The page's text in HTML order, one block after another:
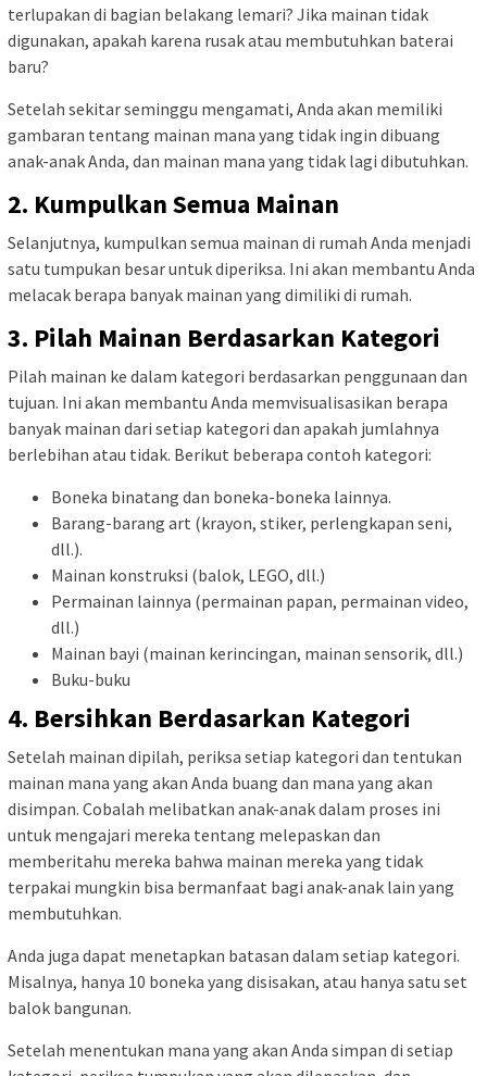
terlupakan di bagian belakang lemari? Jika mainan tidak
digunakan, apakah karena rusak atau membutuhkan baterai
baru?
Setelah sekitar seminggu mengamati, Anda akan memiliki
gambaran tentang mainan mana yang tidak ingin dibuang
anak-anak Anda, dan mainan mana yang tidak lagi dibutuhkan.
2. Kumpulkan Semua Mainan
Selanjutnya, kumpulkan semua mainan di rumah Anda menjadi
satu tumpukan besar untuk diperiksa. Ini akan membantu Anda
melacak berapa banyak mainan yang dimiliki di rumah.
3. Pilah Mainan Berdasarkan Kategori
Pilah mainan ke dalam kategori berdasarkan penggunaan dan
tujuan. Ini akan membantu Anda memvisualisasikan berapa
banyak mainan dari setiap kategori dan apakah jumlahnya
berlebihan atau tidak. Berikut beberapa contoh kategori:
Boneka binatang dan boneka-boneka lainnya.
Barang-barang art (krayon, stiker, perlengkapan seni,
dll.).
Mainan konstruksi (balok, LEGO, dll.)
Permainan lainnya (permainan papan, permainan video,
dll.)
Mainan bayi (mainan kerincingan, mainan sensorik, dll.)
Buku-buku
4. Bersihkan Berdasarkan Kategori
Setelah mainan dipilah, periksa setiap kategori dan tentukan
mainan mana yang akan Anda buang dan mana yang akan
disimpan. Cobalah melibatkan anak-anak dalam proses ini
untuk mengajari mereka tentang melepaskan dan
memberitahu mereka bahwa mainan mereka yang tidak
terpakai mungkin bisa bermanfaat bagi anak-anak lain yang
membutuhkan.
Anda juga dapat menetapkan batasan dalam setiap kategori.
Misalnya, hanya 10 boneka yang disisakan, atau hanya satu set
balok bangunan.
Setelah menentukan mana yang akan Anda simpan di setiap